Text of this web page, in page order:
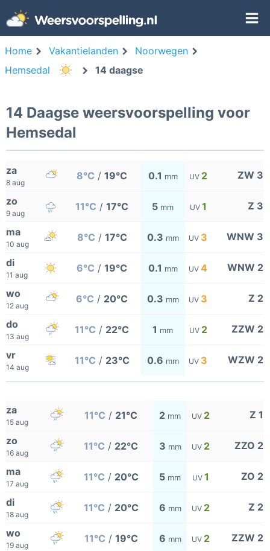
Home Vakantielanden
Noorwegen
Hemsedal
14 daagse
14 Daagse weersvoorspelling voor
Hemsedal
za
8 aug
8°C / 19°C 0.1 mm UV 2 ZW 3
zo
9 aug
11°C / 17°C 5 mm UV 1 Z 3
ma
10 aug
8°C / 17°C 0.3 mm UV 3 WNW 3
di
11 aug
6°C / 19°C 0.1 mm UV 4 WNW 2
wo
12 aug
6°C / 20°C 0.3 mm UV 3 Z 2
do
13 aug
11°C / 22°C 1 mm UV 2 ZZW 2
vr
14 aug
11°C / 23°C 0.6 mm UV 3 WZW 2
za
15 aug
11°C / 21°C 2 mm UV 2 Z 1
zo
16 aug
11°C / 22°C 3 mm UV 2 ZZO 2
ma
17 aug
11°C / 20°C 5 mm UV 1 ZO 2
di
18 aug
11°C / 20°C 6 mm UV 2 Z 2
wo
19 aug
11°C / 19°C 6 mm UV 2 ZZW 2